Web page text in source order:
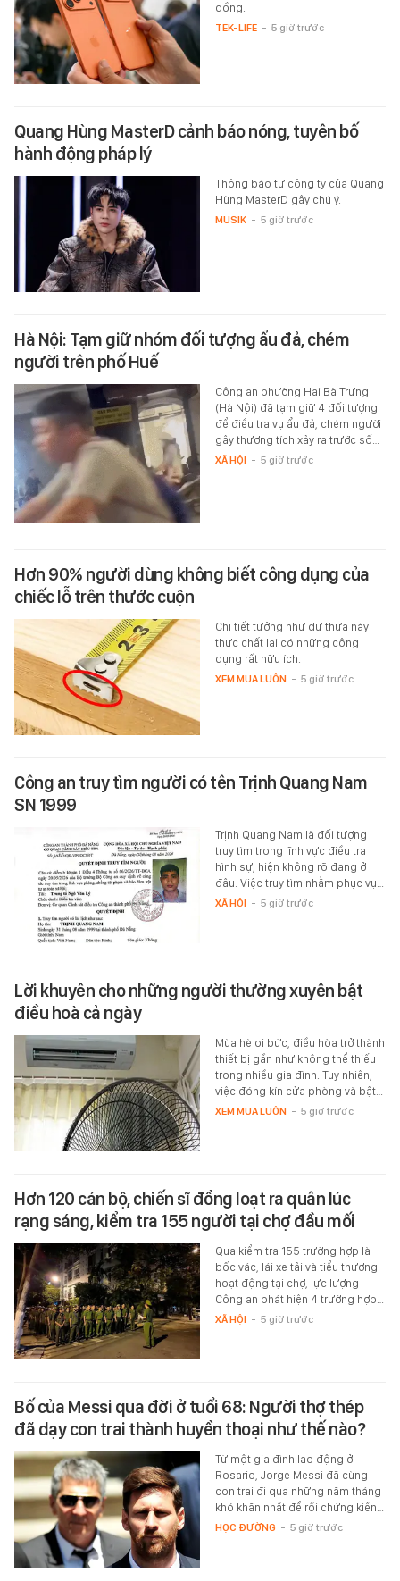
đồng.
TEK-LIFE - 5 giờ trước
Quang Hùng MasterD cảnh báo nóng, tuyên bố
hành động pháp lý
Thông báo từ công ty của Quang
Hùng MasterD gây chú ý.
MUSIK - 5 giờ trước
Hà Nội: Tạm giữ nhóm đối tượng ẩu đả, chém
người trên phố Huế
Công an phường Hai Bà Trưng
(Hà Nội) đã tạm giữ 4 đối tượng
để điều tra vụ ẩu đả, chém người
gây thương tích xảy ra trước số…
XÃ HỘI - 5 giờ trước
Hơn 90% người dùng không biết công dụng của
chiếc lỗ trên thước cuộn
Chi tiết tưởng như dư thừa này
thực chất lại có những công
dụng rất hữu ích.
XEM MUA LUÔN - 5 giờ trước
Công an truy tìm người có tên Trịnh Quang Nam
SN 1999
Trịnh Quang Nam là đối tượng
truy tìm trong lĩnh vực điều tra
hình sự, hiện không rõ đang ở
đâu. Việc truy tìm nhằm phục vụ…
XÃ HỘI - 5 giờ trước
Lời khuyên cho những người thường xuyên bật
điều hoà cả ngày
Mùa hè oi bức, điều hòa trở thành
thiết bị gần như không thể thiếu
trong nhiều gia đình. Tuy nhiên,
việc đóng kín cửa phòng và bật…
XEM MUA LUÔN - 5 giờ trước
Hơn 120 cán bộ, chiến sĩ đồng loạt ra quân lúc
rạng sáng, kiểm tra 155 người tại chợ đầu mối
Qua kiểm tra 155 trường hợp là
bốc vác, lái xe tải và tiểu thương
hoạt động tại chợ, lực lượng
Công an phát hiện 4 trường hợp…
XÃ HỘI - 5 giờ trước
Bố của Messi qua đời ở tuổi 68: Người thợ thép
đã dạy con trai thành huyền thoại như thế nào?
Từ một gia đình lao động ở
Rosario, Jorge Messi đã cùng
con trai đi qua những năm tháng
khó khăn nhất để rồi chứng kiến…
HỌC ĐƯỜNG - 5 giờ trước